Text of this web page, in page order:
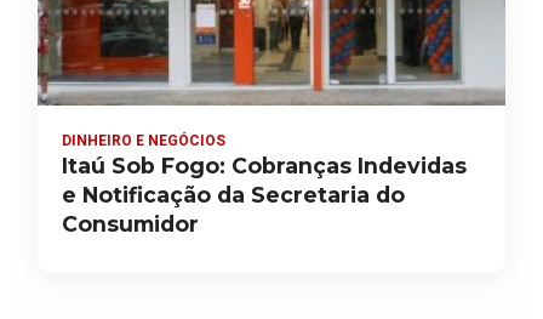
DINHEIRO E NEGÓCIOS
Itaú Sob Fogo: Cobranças Indevidas
e Notificação da Secretaria do
Consumidor